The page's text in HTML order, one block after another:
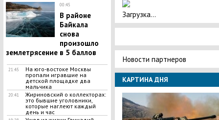
00:45
В районе
Байкала
снова
произошло
землетрясение в 5 баллов
21:45
На юго-востоке Москвы
пропали игравшие на
детской площадке два
мальчика
20:41
Жириновский о коллекторах:
это бывшие уголовники,
которые наглеют каждый
день и час
Загрузка...
Новости партнеров
КАРТИНА ДНЯ